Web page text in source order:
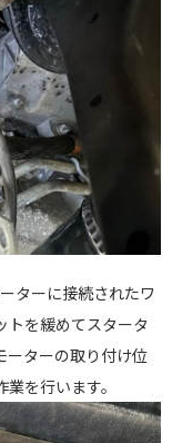
ターに接続されたワ
トを緩めてスタータ
ーターの取り付け位
を行います。